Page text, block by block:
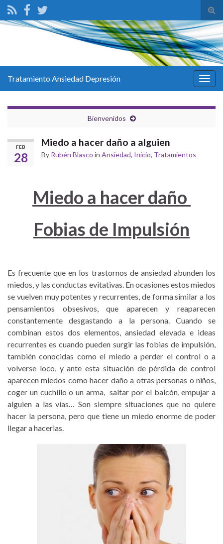
Tratamiento Ansiedad Depresión
Bienvenidos
FEB
28
Miedo a hacer daño a alguien
By Rubén Blasco in Ansiedad, Inicio, Tratamientos
Miedo a hacer daño
Fobias de Impulsión
Es frecuente que en los trastornos de ansiedad abunden los
miedos, y las conductas evitativas. En ocasiones estos miedos
se vuelven muy potentes y recurrentes, de forma similar a los
pensamientos obsesivos, que aparecen y reaparecen
constantemente desgastando a la persona. Cuando se
combinan estos dos elementos, ansiedad elevada e ideas
recurrentes es cuando pueden surgir las fobias de impulsión,
también conocidas como el miedo a perder el control o a
volverse loco, y ante esta situación de pérdida de control
aparecen miedos como hacer daño a otras personas o niños,
coger un cuchillo o un arma, saltar por el balcón, empujar a
alguien a las vías… Son siempre situaciones que no quiere
hacer la persona, pero que tiene un miedo enorme de poder
llegar a hacerlas.